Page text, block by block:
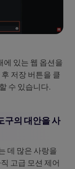
에 있는 웹 옵션을
저장 버튼을 클
수 있습니다.
구의 대안을 사
데 많은 사랑을
고급 모션 제어